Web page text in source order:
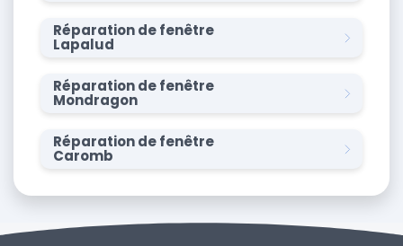
Réparation de fenêtre
Lapalud
Réparation de fenêtre
Mondragon
Réparation de fenêtre
Caromb